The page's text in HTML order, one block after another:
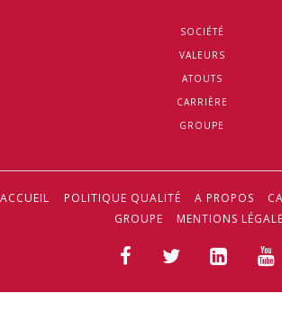
SOCIÉTÉ
VALEURS
ATOUTS
CARRIÈRE
GROUPE
ACCUEIL POLITIQUE QUALITÉ A PROPOS
GROUPE
MENTIONS